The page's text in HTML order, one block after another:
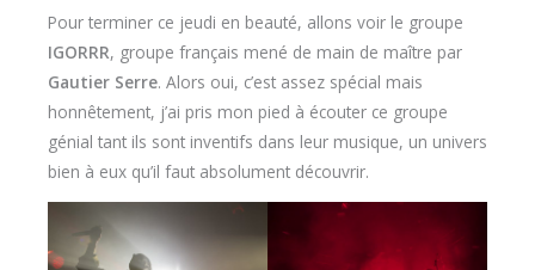
Pour terminer ce jeudi en beauté, allons voir le groupe
IGORRR, groupe français mené de main de maître par
Gautier Serre. Alors oui, c’est assez spécial mais
honnêtement, j’ai pris mon pied à écouter ce groupe
génial tant ils sont inventifs dans leur musique, un univers
bien à eux qu’il faut absolument découvrir.